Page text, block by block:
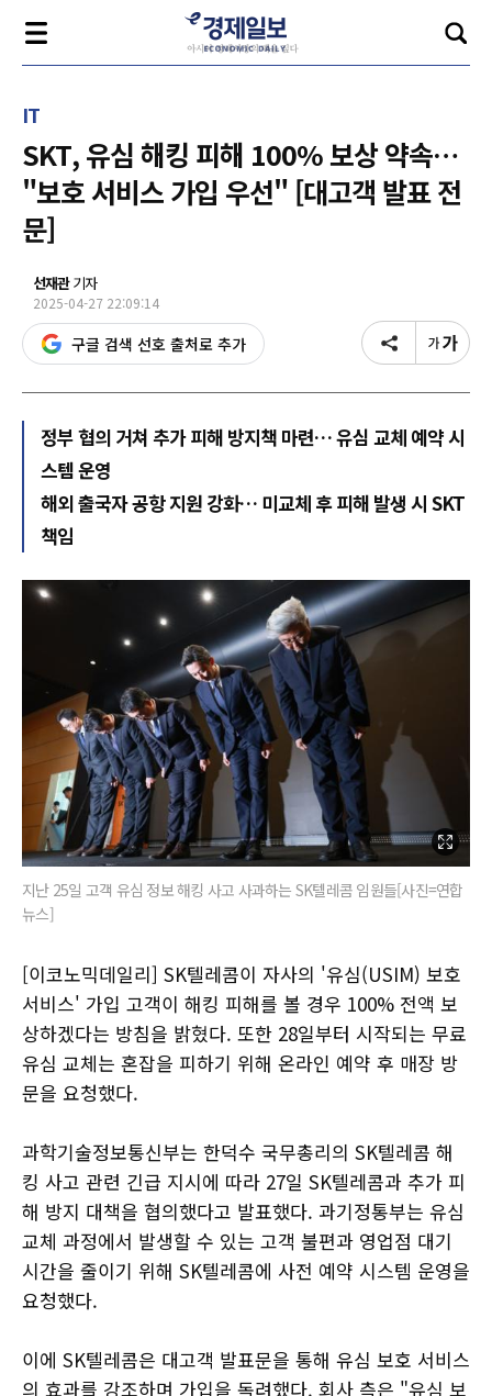
IT
SKT, 유심 해킹 피해 100% 보상 약속…
"보호 서비스 가입 우선" [대고객 발표 전
문]
선재관기자
2025-04-27 22:09:14
구글 검색 선호 출처로 추가
정부 협의 거쳐 추가 피해 방지책 마련… 유심 교체 예약 시
스템 운영
해외 출국자 공항 지원 강화… 미교체 후 피해 발생 시 SKT
책임
지난 25일 고객 유심 정보 해킹 사고 사과하는 SK텔레콤 임원들[사진=연합
뉴스]
[이코노믹데일리] SK텔레콤이 자사의 '유심(USIM) 보호
서비스' 가입 고객이 해킹 피해를 볼 경우 100% 전액 보
상하겠다는 방침을 밝혔다. 또한 28일부터 시작되는 무료
유심 교체는 혼잡을 피하기 위해 온라인 예약 후 매장 방
문을 요청했다.
과학기술정보통신부는 한덕수 국무총리의 SK텔레콤 해
킹 사고 관련 긴급 지시에 따라 27일 SK텔레콤과 추가 피
해 방지 대책을 협의했다고 발표했다. 과기정통부는 유심
교체 과정에서 발생할 수 있는 고객 불편과 영업점 대기
시간을 줄이기 위해 SK텔레콤에 사전 예약 시스템 운영을
요청했다.
이에 SK텔레콤은 대고객 발표문을 통해 유심 보호 서비스
의 효과를 강조하며 가입을 독려했다. 회사 측은 "유심 보